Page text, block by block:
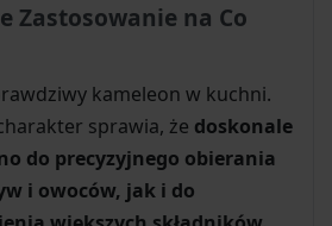
Zastosowanie na Co
kameleon w kuchni.
sprawia, że doskonale
do precyzyjnego obierania
i owoców, jak i do